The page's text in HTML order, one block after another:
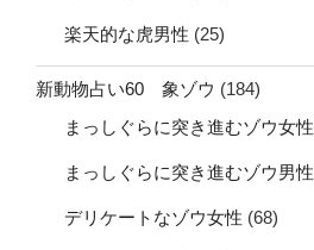
楽天的な虎男性 (25)
新動物占い60 象ゾウ (184)
まっしぐらに突き進むゾウ女性
まっしぐらに突き進むゾウ男性
デリケートなゾウ女性 (68)